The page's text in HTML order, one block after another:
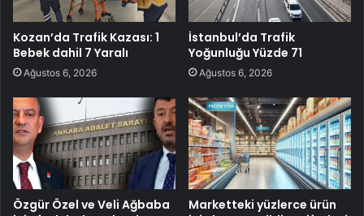
Kozan’da Trafik Kazası: 1
Bebek dahil 7 Yaralı
Ağustos 6, 2026
İstanbul’da Trafik
Yoğunluğu Yüzde 71
Ağustos 6, 2026
Özgür Özel ve Veli Ağbaba
Marketteki yüzlerce ürün